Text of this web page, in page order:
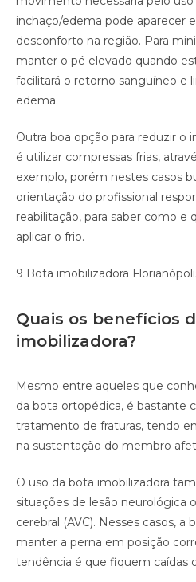
inchaço/edema pode aparecer
desconforto na região. Para
manter o pé elevado quando
facilitará o retorno sanguíneo e
edema.
Outra boa opção para reduzir o
é utilizar compressas frias,
exemplo, porém nestes casos
orientação do profissional
reabilitação, para saber como e
aplicar o frio.
9 Bota imobilizadora
Quais os benefícios
imobilizadora?
Mesmo entre aqueles que
da bota ortopédica, é bastante
tratamento de fraturas, tendo
na sustentação do membro
O uso da bota imobilizadora
situações de lesão neurológica
cerebral (AVC). Nesses casos,
manter a perna em posição
tendência é que fiquem caídas